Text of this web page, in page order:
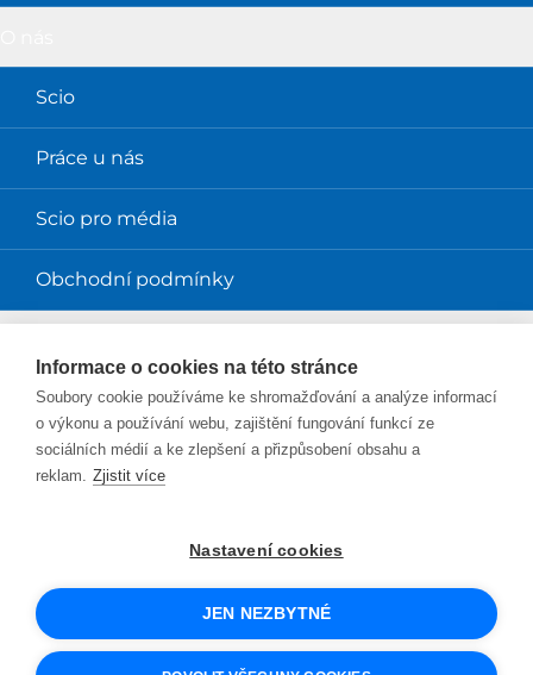
Scio
Práce u nás
Scio pro média
Obchodní podmínky
Magazín Perpetuum
Blog Smysl v práci
© 2026 SCIO
a e-shop na míru od PeckaDesign
Informace o cookies na této stránce
Soubory cookie používáme ke shromažďování a analýze informací
o výkonu a používání webu, zajištění fungování funkcí ze
sociálních médií a ke zlepšení a přizpůsobení obsahu a
reklam. Zjistit více
Nastavení cookies
JEN NEZBYTNÉ